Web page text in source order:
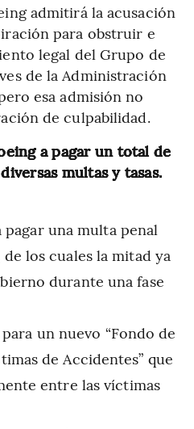
admitirá la acusación
para obstruir e
legal del Grupo de
de la Administración
esa admisión no
de culpabilidad.
a pagar un total de
multas y tasas.
pagar una multa penal
los cuales la mitad ya
durante una fase
un nuevo “Fondo de
de Accidentes” que
entre las víctimas